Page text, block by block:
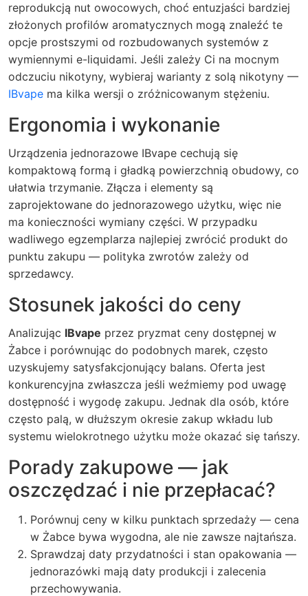
reprodukcją nut owocowych, choć entuzjaści bardziej
złożonych profilów aromatycznych mogą znaleźć te
opcje prostszymi od rozbudowanych systemów z
wymiennymi e-liquidami. Jeśli zależy Ci na mocnym
odczuciu nikotyny, wybieraj warianty z solą nikotyny —
IBvape ma kilka wersji o zróżnicowanym stężeniu.
Ergonomia i wykonanie
Urządzenia jednorazowe IBvape cechują się
kompaktową formą i gładką powierzchnią obudowy, co
ułatwia trzymanie. Złącza i elementy są
zaprojektowane do jednorazowego użytku, więc nie
ma konieczności wymiany części. W przypadku
wadliwego egzemplarza najlepiej zwrócić produkt do
punktu zakupu — polityka zwrotów zależy od
sprzedawcy.
Stosunek jakości do ceny
Analizując IBvape przez pryzmat ceny dostępnej w
Żabce i porównując do podobnych marek, często
uzyskujemy satysfakcjonujący balans. Oferta jest
konkurencyjna zwłaszcza jeśli weźmiemy pod uwagę
dostępność i wygodę zakupu. Jednak dla osób, które
często palą, w dłuższym okresie zakup wkładu lub
systemu wielokrotnego użytku może okazać się tańszy.
Porady zakupowe — jak
oszczędzać i nie przepłacać?
Porównuj ceny w kilku punktach sprzedaży — cena
w Żabce bywa wygodna, ale nie zawsze najtańsza.
Sprawdzaj daty przydatności i stan opakowania —
jednorazówki mają daty produkcji i zalecenia
przechowywania.